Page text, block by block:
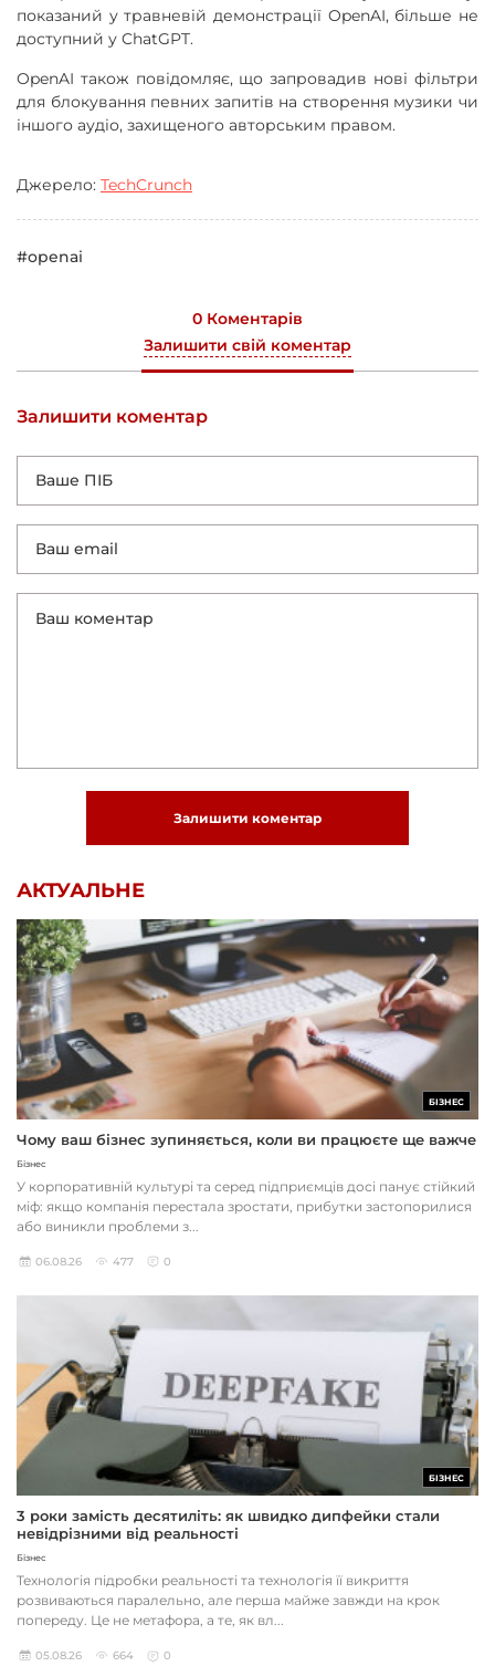
показаний у травневій демонстрації OpenAI, більше не
доступний у ChatGPT.
OpenAI також повідомляє, що запровадив нові фільтри
для блокування певних запитів на створення музики чи
іншого аудіо, захищеного авторським правом.
Джерело: TechCrunch
#openai
0 Коментарів
Залишити свій коментар
Залишити коментар
Залишити коментар
АКТУАЛЬНЕ
БІЗНЕС
Чому ваш бізнес зупиняється, коли ви працюєте ще важче
Бізнес
У корпоративній культурі та серед підприємців досі панує стійкий
міф: якщо компанія перестала зростати, прибутки застопорилися
або виникли проблеми з...
06.08.26 477 0
БІЗНЕС
3 роки замість десятиліть: як швидко дипфейки стали
невідрізними від реальності
Бізнес
Технологія підробки реальності та технологія її викриття
розвиваються паралельно, але перша майже завжди на крок
попереду. Це не метафора, а те, як вл...
05.08.26 664 0